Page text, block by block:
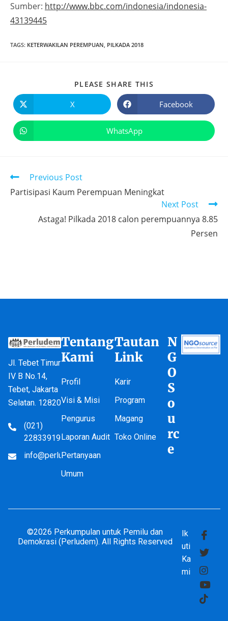
Sumber: http://www.bbc.com/indonesia/indonesia-
43139445
TAGS: KETERWAKILAN PEREMPUAN, PILKADA 2018
PLEASE SHARE THIS
X Facebook
WhatsApp
Previous Post
Partisipasi Kaum Perempuan Meningkat
Next Post
Astaga! Pilkada 2018 calon perempuannya 8.85
Persen
Jl. Tebet Timur
IV B No.14,
Tebet, Jakarta
Selatan. 12820
(021)
22833919
info@perludem.or.id
Tentang
Kami
Profil
Visi & Misi
Pengurus
Laporan Audit
Pertanyaan
Umum
Tautan
Link
Karir
Program
Magang
Toko Online
N
G
O
S
o
u
rc
e
©2026 Perkumpulan untuk Pemilu dan
Demokrasi (Perludem). All Rights Reserved
Ik
uti
Ka
mi